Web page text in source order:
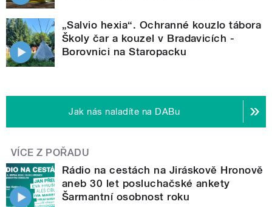
„Salvio hexia“. Ochranné kouzlo tábora
Školy čar a kouzel v Bradavicích -
Borovnici na Staropacku
Jak nás naladíte na DABu
VÍCE Z POŘADU
Rádio na cestách na Jiráskově Hronově
aneb 30 let posluchačské ankety
Šarmantní osobnost roku